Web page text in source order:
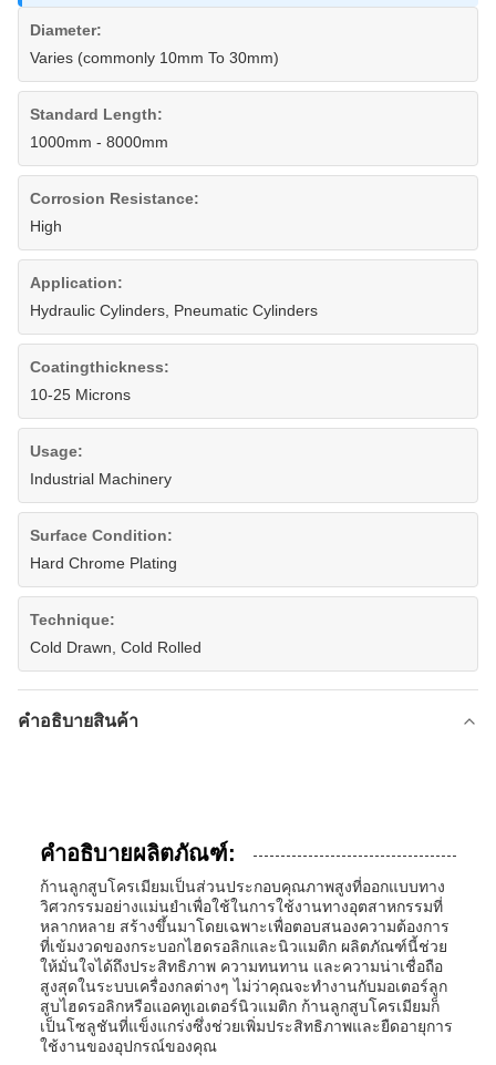
Diameter:
Varies (commonly 10mm To 30mm)
Standard Length:
1000mm - 8000mm
Corrosion Resistance:
High
Application:
Hydraulic Cylinders, Pneumatic Cylinders
Coatingthickness:
10-25 Microns
Usage:
Industrial Machinery
Surface Condition:
Hard Chrome Plating
Technique:
Cold Drawn, Cold Rolled
คำอธิบายสินค้า
คำอธิบายผลิตภัณฑ์:
ก้านลูกสูบโครเมียมเป็นส่วนประกอบคุณภาพสูงที่ออกแบบทาง
วิศวกรรมอย่างแม่นยำเพื่อใช้ในการใช้งานทางอุตสาหกรรมที่
หลากหลาย สร้างขึ้นมาโดยเฉพาะเพื่อตอบสนองความต้องการ
ที่เข้มงวดของกระบอกไฮดรอลิกและนิวแมติก ผลิตภัณฑ์นี้ช่วย
ให้มั่นใจได้ถึงประสิทธิภาพ ความทนทาน และความน่าเชื่อถือ
สูงสุดในระบบเครื่องกลต่างๆ ไม่ว่าคุณจะทำงานกับมอเตอร์ลูก
สูบไฮดรอลิกหรือแอคทูเอเตอร์นิวแมติก ก้านลูกสูบโครเมียมก็
เป็นโซลูชันที่แข็งแกร่งซึ่งช่วยเพิ่มประสิทธิภาพและยืดอายุการ
ใช้งานของอุปกรณ์ของคุณ